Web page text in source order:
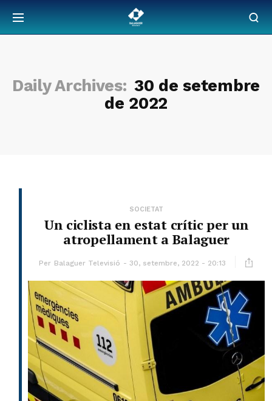
Daily Archives: 30 de setembre
de 2022
SOCIETAT
Un ciclista en estat crític per un
atropellament a Balaguer
Per Balaguer Televisió 30, setembre, 2022 - 20:13